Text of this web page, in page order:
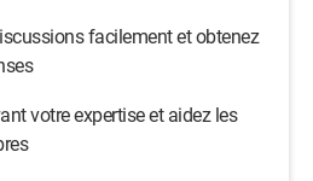
facilement et obtenez
votre expertise et aidez les